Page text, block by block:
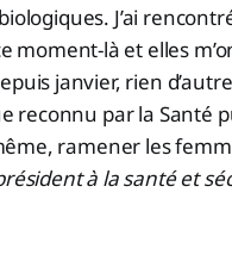
J’ai
là et elles
janvier, rien
reconnu par la Santé
ramener les
à la santé et